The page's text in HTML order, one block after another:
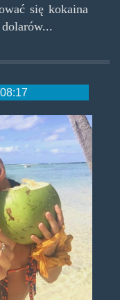
się kokaina
in-
bust-
trip-on-